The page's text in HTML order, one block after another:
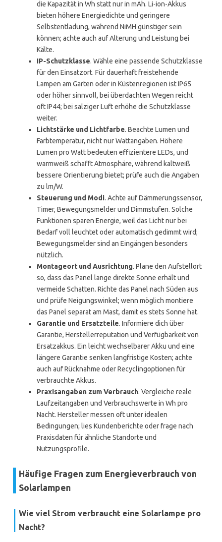
die Kapazität in Wh statt nur in mAh. Li-ion-Akkus
bieten höhere Energiedichte und geringere
Selbstentladung, während NiMH günstiger sein
können; achte auch auf Alterung und Leistung bei
Kälte.
IP-Schutzklasse. Wähle eine passende Schutzklasse
für den Einsatzort. Für dauerhaft freistehende
Lampen am Garten oder in Küstenregionen ist IP65
oder höher sinnvoll, bei überdachten Wegen reicht
oft IP44; bei salziger Luft erhöhe die Schutzklasse
weiter.
Lichtstärke und Lichtfarbe. Beachte Lumen und
Farbtemperatur, nicht nur Wattangaben. Höhere
Lumen pro Watt bedeuten effizientere LEDs, und
warmweiß schafft Atmosphäre, während kaltweiß
bessere Orientierung bietet; prüfe auch die Angaben
zu lm/W.
Steuerung und Modi. Achte auf Dämmerungssensor,
Timer, Bewegungsmelder und Dimmstufen. Solche
Funktionen sparen Energie, weil das Licht nur bei
Bedarf voll leuchtet oder automatisch gedimmt wird;
Bewegungsmelder sind an Eingängen besonders
nützlich.
Montageort und Ausrichtung. Plane den Aufstellort
so, dass das Panel lange direkte Sonne erhält und
vermeide Schatten. Richte das Panel nach Süden aus
und prüfe Neigungswinkel; wenn möglich montiere
das Panel separat am Mast, damit es stets Sonne hat.
Garantie und Ersatzteile. Informiere dich über
Garantie, Herstellerreputation und Verfügbarkeit von
Ersatzakkus. Ein leicht wechselbarer Akku und eine
längere Garantie senken langfristige Kosten; achte
auch auf Rücknahme oder Recyclingoptionen für
verbrauchte Akkus.
Praxisangaben zum Verbrauch. Vergleiche reale
Laufzeitangaben und Verbrauchswerte in Wh pro
Nacht. Hersteller messen oft unter idealen
Bedingungen; lies Kundenberichte oder frage nach
Praxisdaten für ähnliche Standorte und
Nutzungsprofile.
Häufige Fragen zum Energieverbrauch von
Solarlampen
Wie viel Strom verbraucht eine Solarlampe pro
Nacht?